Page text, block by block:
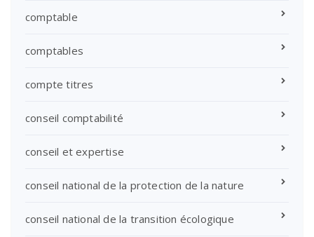
comptable
comptables
compte titres
conseil comptabilité
conseil et expertise
conseil national de la protection de la nature
conseil national de la transition écologique